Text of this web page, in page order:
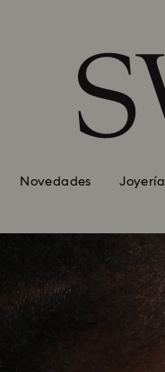
Novedades Joyería